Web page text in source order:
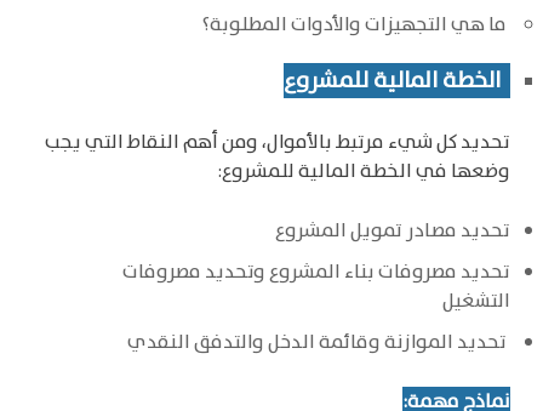
ما هي التجهيزات والأدوات المطلوبة؟
الخطة المالية للمشروع
تحديد كل شيء مرتبط بالأموال، ومن أهم النقاط التي يجب
وضعها في الخطة المالية للمشروع:
تحديد مصادر تمويل المشروع
تحديد مصروفات بناء المشروع وتحديد مصروفات
التشغيل
تحديد الموازنة وقائمة الدخل والتدفق النقدي
نماذج مهمة: